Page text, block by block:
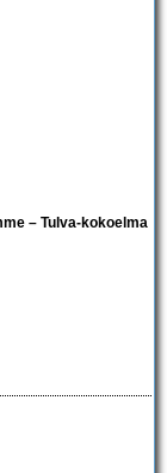
– Tulva-kokoelma